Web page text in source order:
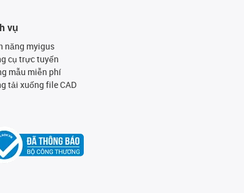
vụ
năng myigus
cụ trực tuyến
mẫu miễn phí
tải xuống file CAD